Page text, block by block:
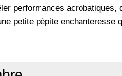
performances acrobatiques,
petite pépite enchanteresse